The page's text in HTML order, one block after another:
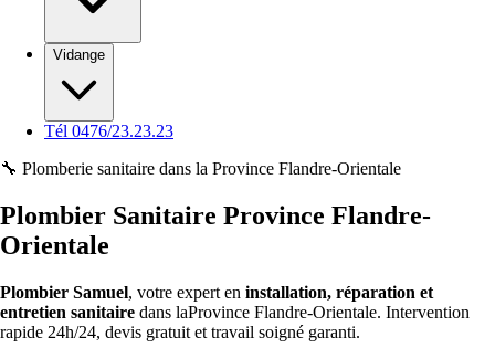
Vidange
Tél 0476/23.23.23
🔧 Plomberie sanitaire dans la Province Flandre-Orientale
Plombier Sanitaire Province Flandre-
Orientale
Plombier Samuel, votre expert en installation, réparation et
entretien sanitaire dans laProvince Flandre-Orientale. Intervention
rapide 24h/24, devis gratuit et travail soigné garanti.